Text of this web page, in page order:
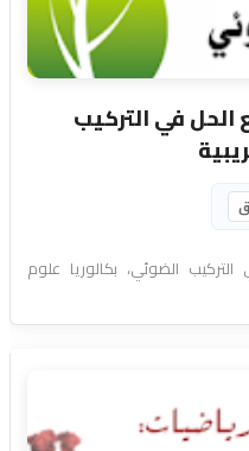
في التركيب
الضوئي، بكالوريا علوم